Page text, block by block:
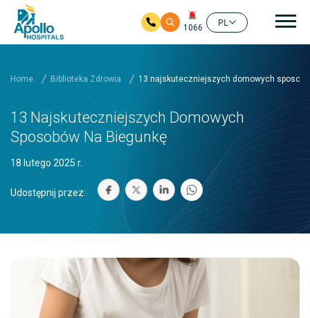
1066
PL
Home Biblioteka Zdrowia 13 najskuteczniejszych domowych
13 Najskuteczniejszych Domowych
Sposobów Na Biegunkę
18 lutego 2025 r.
Udostępnij przez: